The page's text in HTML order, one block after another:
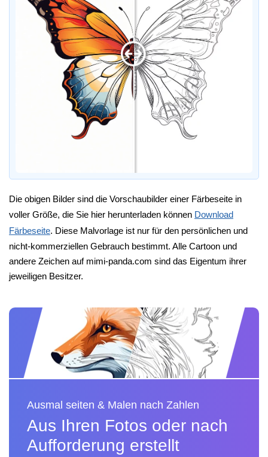
Die obigen Bilder sind die Vorschaubilder einer Färbeseite in
voller Größe, die Sie hier herunterladen können Download
Färbeseite. Diese Malvorlage ist nur für den persönlichen und
nicht-kommerziellen Gebrauch bestimmt. Alle Cartoon und
andere Zeichen auf mimi-panda.com sind das Eigentum ihrer
jeweiligen Besitzer.
Ausmal seiten & Malen nach Zahlen
Aus Ihren Fotos oder nach
Aufforderung erstellt